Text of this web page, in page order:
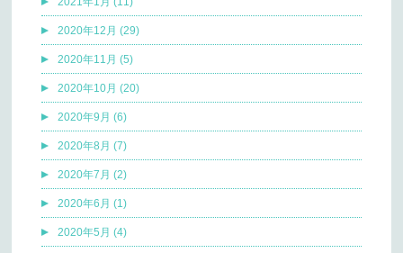
2020年12月 (29)
2020年11月 (5)
2020年10月 (20)
2020年9月 (6)
2020年8月 (7)
2020年7月 (2)
2020年6月 (1)
2020年5月 (4)